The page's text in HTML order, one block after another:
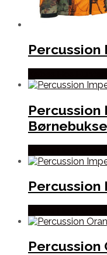
Percussion
Percussion
Percussion